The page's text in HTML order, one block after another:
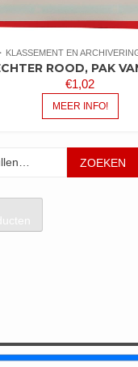
KLASSEMENT EN
ROOD, PAK
€1,02
MEER INFO!
ZOEKEN